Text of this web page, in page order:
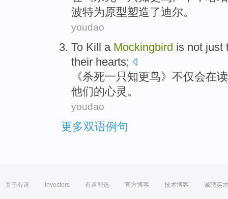
波特为原型塑造了迪尔。
youdao
To Kill a Mockingbird is not just
their hearts;
《杀死一只知更鸟》 不仅会在
他们的心灵 。
youdao
更多双语例句
关于有道 Investors 有道智选 官方博客 技术博客 诚聘英才